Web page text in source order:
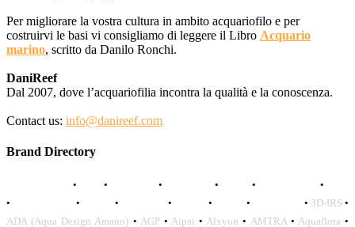
Per migliorare la vostra cultura in ambito acquariofilo e per
costruirvi le basi vi consigliamo di leggere il Libro Acquario
marino, scritto da Danilo Ronchi.
DaniReef
Dal 2007, dove l’acquariofilia incontra la qualità e la conoscenza.
Contact us: info@danireef.com
Brand Directory
• • • • • •
•
• • • • • • 3D-IRS •
ADA (Aqua Design Amano) • AGP• Aipai • Alxyon • AMTRA• Aquaflora •